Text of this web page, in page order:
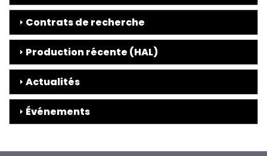
Contrats de recherche
Production récente (HAL)
Actualités
Événements